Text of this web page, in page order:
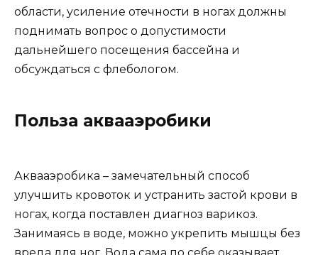
области, усиление отечности в ногах должны
поднимать вопрос о допустимости
дальнейшего посещения бассейна и
обсуждаться с флебологом.
Польза аквааэробики
Аквааэробика – замечательный способ
улучшить кровоток и устранить застой крови в
ногах, когда поставлен диагноз варикоз.
Занимаясь в воде, можно укрепить мышцы без